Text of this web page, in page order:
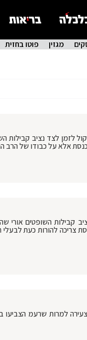
מגזין פוטו בחזית
לצד נציב קבילות
אלא על כבודו של הרב
קבילות השופטים אורי
צריכה להורות כעת לבעלי
למרות שרעמ